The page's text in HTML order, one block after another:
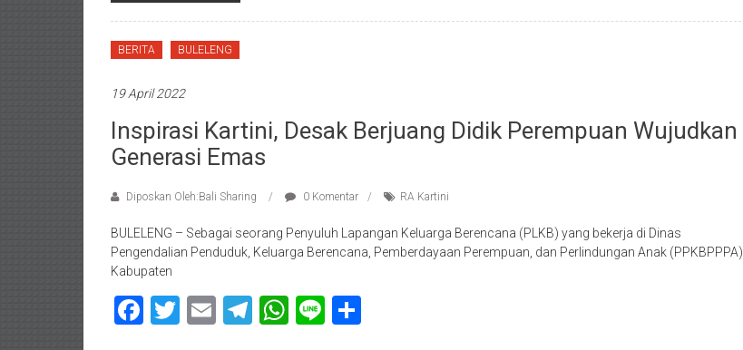
BERITA BULELENG
19 April 2022
Inspirasi Kartini, Desak Berjuang Didik Perempuan Wujudkan
Generasi Emas
Diposkan Oleh:Bali Sharing 0 Komentar RA Kartini
BULELENG – Sebagai seorang Penyuluh Lapangan Keluarga Berencana (PLKB) yang bekerja di Dinas
Pengendalian Penduduk, Keluarga Berencana, Pemberdayaan Perempuan, dan Perlindungan Anak (PPKBPPPA)
Kabupaten
Facebook
Twitter
EmailTelegram
WhatsApp
Line